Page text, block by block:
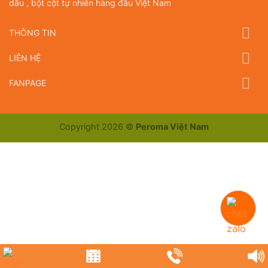
dầu , bột cột tự nhiên hàng đầu Việt Nam
THÔNG TIN
LIÊN HỆ
FANPAGE
Copyright 2026 © Peroma Việt Nam